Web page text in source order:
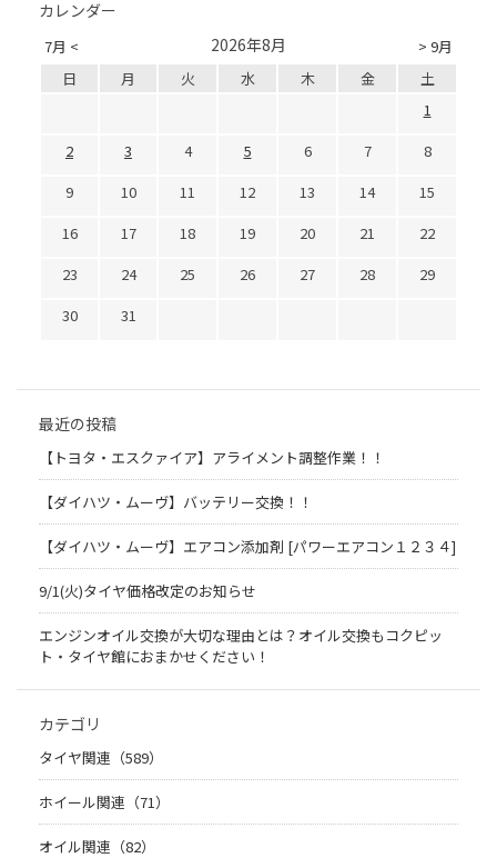
カレンダー
7月 < > 9月
2026年8月
日 月 火 水 木 金
土
1
2
3 4 5 6 7
8
9
10 11 12 13 14
15
16
17 18 19 20 21
22
23
24 25 26 27 28
29
30
31
最近の投稿
【トヨタ・エスクァイア】アライメント調整作業！！
【ダイハツ・ムーヴ】バッテリー交換！！
【ダイハツ・ムーヴ】エアコン添加剤 [パワーエアコン１２３４]
9/1(火)タイヤ価格改定のお知らせ
エンジンオイル交換が大切な理由とは？オイル交換もコクピッ
ト・タイヤ館におまかせください！
カテゴリ
タイヤ関連（589）
ホイール関連（71）
オイル関連（82）